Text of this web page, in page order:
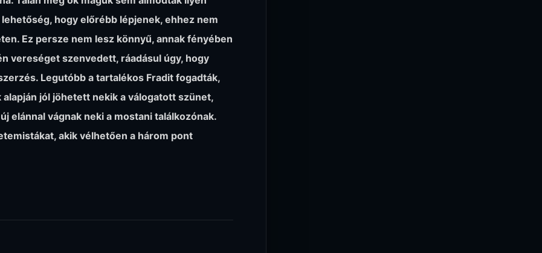
hogy előrébb lépjenek, ehhez nem
Ez persze nem lesz könnyű, annak fényében
vereséget szenvedett, ráadásul úgy, hogy
Legutóbb a tartalékos Fradit fogadták,
jól jöhetett nekik a válogatott szünet,
elánnal vágnak neki a mostani találkozónak.
akik vélhetően a három pont